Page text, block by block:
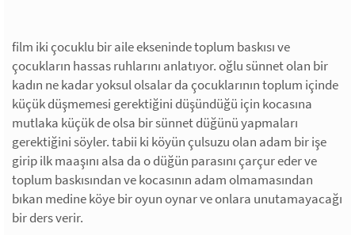
film iki çocuklu bir aile ekseninde toplum baskısı ve
çocukların hassas ruhlarını anlatıyor. oğlu sünnet olan bir
kadın ne kadar yoksul olsalar da çocuklarının toplum içinde
küçük düşmemesi gerektiğini düşündüğü için kocasına
mutlaka küçük de olsa bir sünnet düğünü yapmaları
gerektiğini söyler. tabii ki köyün çulsuzu olan adam bir işe
girip ilk maaşını alsa da o düğün parasını çarçur eder ve
toplum baskısından ve kocasının adam olmamasından
bıkan medine köye bir oyun oynar ve onlara unutamayacağı
bir ders verir.